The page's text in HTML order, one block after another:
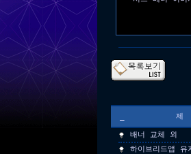
배너 교체 외
하이브리드앱 유